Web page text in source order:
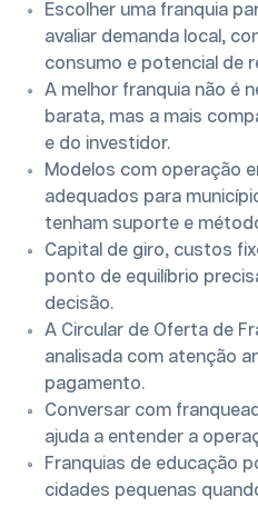
Escolher uma franquia
avaliar demanda local,
consumo e potencial de
A melhor franquia não é
barata, mas a mais
e do investidor.
Modelos com operação
adequados para
tenham suporte e
Capital de giro, custos
ponto de equilíbrio
decisão.
A Circular de Oferta de
analisada com atenção
pagamento.
Conversar com
ajuda a entender a
Franquias de educação
cidades pequenas